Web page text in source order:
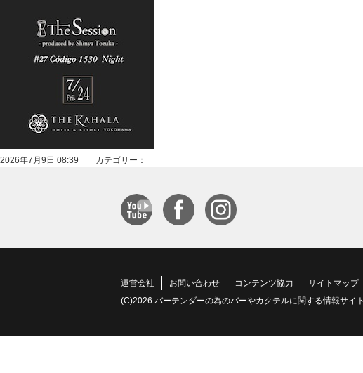
2026年7月9日 08:39 カテゴリー：
運営会社 お問い合わせ コンテンツ協力 サイトマップ
(C)2026 バーテンダーの為のバーやカクテルに関する情報サイ